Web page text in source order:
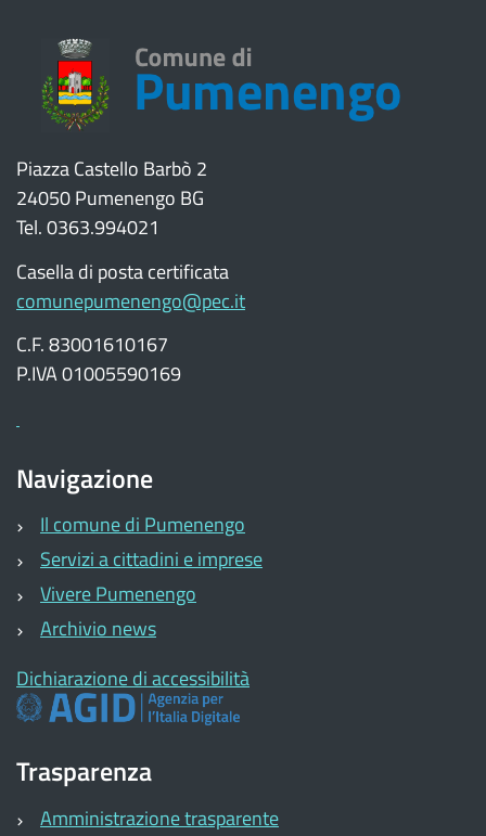
Piazza Castello Barbò 2
24050 Pumenengo BG
Tel. 0363.994021
Casella di posta certificata
comunepumenengo@pec.it
C.F. 83001610167
P.IVA 01005590169
Navigazione
Il comune di Pumenengo
Servizi a cittadini e imprese
Vivere Pumenengo
Archivio news
Dichiarazione di accessibilità
Trasparenza
Amministrazione trasparente